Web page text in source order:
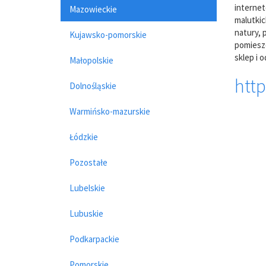
Mazowieckie
Kujawsko-pomorskie
Małopolskie
Dolnośląskie
Warmińsko-mazurskie
Łódzkie
Pozostałe
Lubelskie
Lubuskie
Podkarpackie
natury,
sklep i